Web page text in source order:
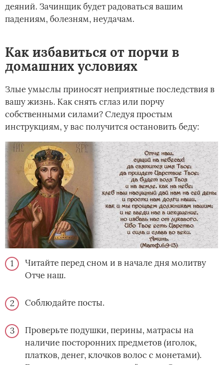
деяний. Зачинщик будет радоваться вашим
падениям, болезням, неудачам.
Как избавиться от порчи в
домашних условиях
Злые умыслы приносят неприятные последствия в
вашу жизнь. Как снять сглаз или порчу
собственными силами? Следуя простым
инструкциям, у вас получится остановить беду:
Читайте перед сном и в начале дня молитву
Отче наш.
Соблюдайте посты.
Проверьте подушки, перины, матрасы на
наличие посторонних предметов (иголок,
платков, денег, клочков волос с монетами).